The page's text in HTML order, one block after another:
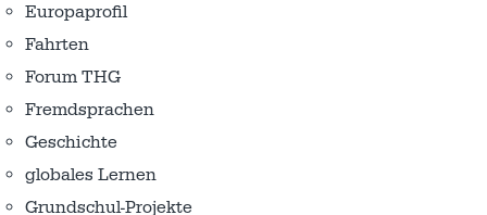
Europaprofil
Fahrten
Forum THG
Fremdsprachen
Geschichte
globales Lernen
Grundschul-Projekte